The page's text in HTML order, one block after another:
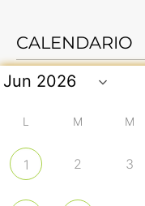
CALENDARIO
L M M
1 2 3